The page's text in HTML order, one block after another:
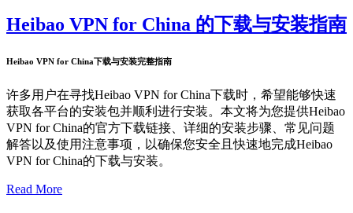
Heibao VPN for China 的下载与安装指南
Heibao VPN for China下载与安装完整指南
许多用户在寻找Heibao VPN for China下载时，希望能够快速
获取各平台的安装包并顺利进行安装。本文将为您提供Heibao
VPN for China的官方下载链接、详细的安装步骤、常见问题
解答以及使用注意事项，以确保您安全且快速地完成Heibao
VPN for China的下载与安装。
Read More